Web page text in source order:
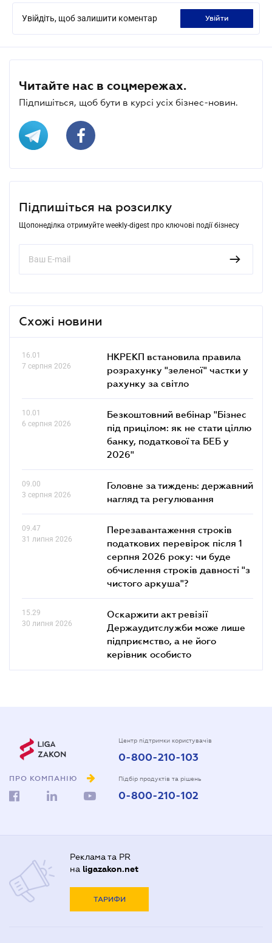
Увійдіть, щоб залишити коментар увійти
Читайте нас в соцмережах.
Підпишіться, щоб бути в курсі усіх бізнес-новин.
Підпишіться на розсилку
Щопонеділка отримуйте weekly-digest про ключові події бізнесу
Схожі новини
16.01
7 серпня 2026
НКРЕКП встановила правила
розрахунку "зеленої" частки у
рахунку за світло
10.01
6 серпня 2026
Безкоштовний вебінар "Бізнес
під прицілом: як не стати ціллю
банку, податкової та БЕБ у
2026"
09.00
3 серпня 2026
Головне за тиждень: державний
нагляд та регулювання
09.47
31 липня 2026
Перезавантаження строків
податкових перевірок після 1
серпня 2026 року: чи буде
обчислення строків давності "з
чистого аркуша"?
15.29
30 липня 2026
Оскаржити акт ревізії
Держаудитслужби може лише
підприємство, а не його
керівник особисто
ПРО КОМПАНІЮ
Центр підтримки користувачів
0-800-210-103
Підбір продуктів та рішень
0-800-210-102
Реклама та PR
на ligazakon.net
ТАРИФИ